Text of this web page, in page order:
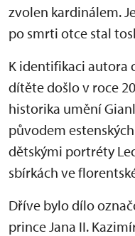
zvolen kardinálem.
po smrti otce stal
K identifikaci autora
dítěte došlo v roce
historika umění
původem
dětskými portréty
sbírkách ve
Dříve bylo dílo
prince Jana II.